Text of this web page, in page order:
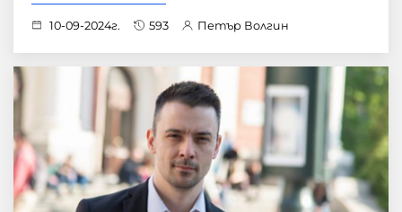
10-09-2024г. 593 Петър Волгин